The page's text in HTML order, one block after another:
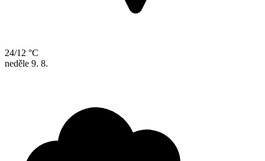
24/12 °C
neděle 9. 8.